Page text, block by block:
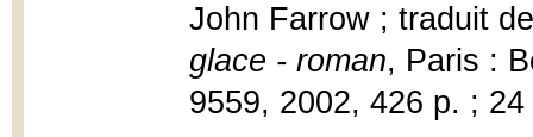
John Farrow ; traduit
glace - roman, Paris :
9559, 2002, 426 p. ; 24